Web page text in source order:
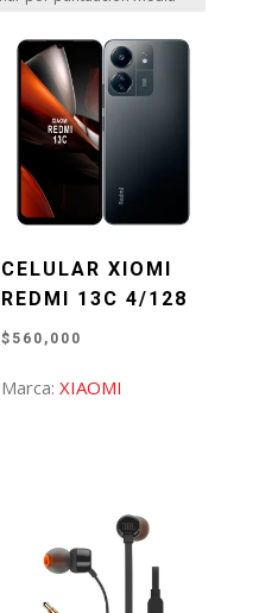
puntuación
media
CELULAR XIOMI
REDMI 13C 4/128
$ 560,000
Marca:XIAOMI